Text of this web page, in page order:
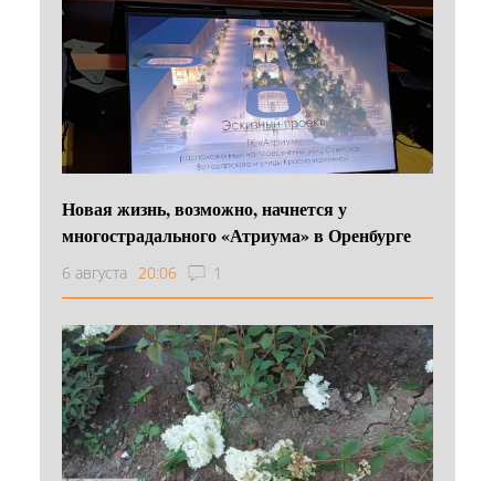
Новая жизнь, возможно, начнется у
многострадального «Атриума» в Оренбурге
6 августа 20:06 1